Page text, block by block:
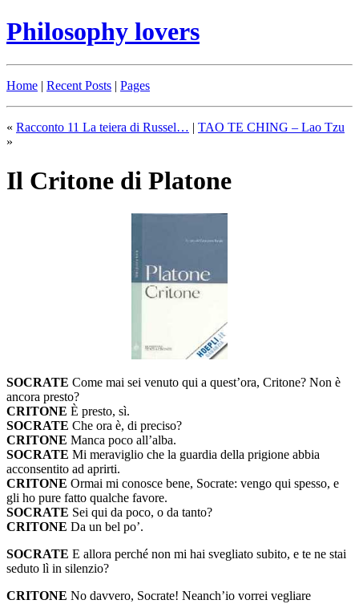
Philosophy lovers
Home | Recent Posts | Pages
« Racconto 11 La teiera di Russel… | TAO TE CHING – Lao Tzu
»
Il Critone di Platone
SOCRATE Come mai sei venuto qui a quest’ora, Critone? Non è
ancora presto?
CRITONE È presto, sì.
SOCRATE Che ora è, di preciso?
CRITONE Manca poco all’alba.
SOCRATE Mi meraviglio che la guardia della prigione abbia
acconsentito ad aprirti.
CRITONE Ormai mi conosce bene, Socrate: vengo qui spesso, e
gli ho pure fatto qualche favore.
SOCRATE Sei qui da poco, o da tanto?
CRITONE Da un bel po’.
SOCRATE E allora perché non mi hai svegliato subito, e te ne stai
seduto lì in silenzio?
CRITONE No davvero, Socrate! Neanch’io vorrei vegliare